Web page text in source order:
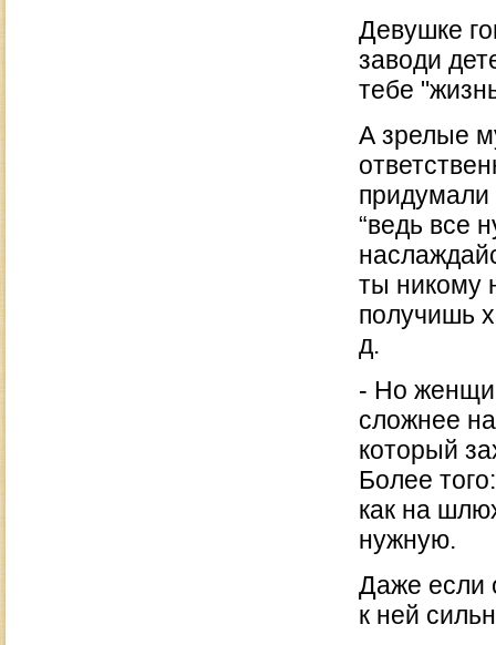
Девушке
заводи
тебе
А зрелые
придумали
“ведь все
ты никому
получишь
д.
- Но
сложнее
который
Более
как на
нужную.
Даже если
к ней